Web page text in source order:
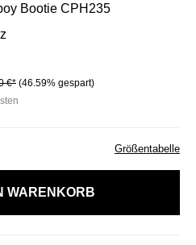
Bootie CPH235
€* (46.59% gespart)
Größentabelle
WARENKORB